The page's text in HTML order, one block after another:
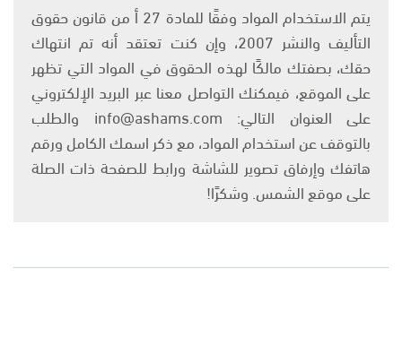
يتم الاستخدام المواد وفقًا للمادة 27 أ من قانون حقوق
التأليف والنشر 2007، وإن كنت تعتقد أنه تم انتهاك
حقك، بصفتك مالكًا لهذه الحقوق في المواد التي تظهر
على الموقع، فيمكنك التواصل معنا عبر البريد الإلكتروني
على العنوان التالي: info@ashams.com والطلب
بالتوقف عن استخدام المواد، مع ذكر اسمك الكامل ورقم
هاتفك وإرفاق تصوير للشاشة ورابط للصفحة ذات الصلة
على موقع الشمس. وشكرًا!